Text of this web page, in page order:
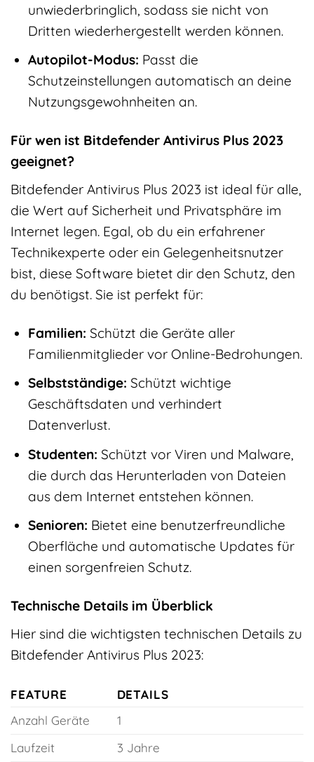
unwiederbringlich, sodass sie nicht von
Dritten wiederhergestellt werden können.
Autopilot-Modus: Passt die
Schutzeinstellungen automatisch an deine
Nutzungsgewohnheiten an.
Für wen ist Bitdefender Antivirus Plus 2023
geeignet?
Bitdefender Antivirus Plus 2023 ist ideal für alle,
die Wert auf Sicherheit und Privatsphäre im
Internet legen. Egal, ob du ein erfahrener
Technikexperte oder ein Gelegenheitsnutzer
bist, diese Software bietet dir den Schutz, den
du benötigst. Sie ist perfekt für:
Familien: Schützt die Geräte aller
Familienmitglieder vor Online-Bedrohungen.
Selbstständige: Schützt wichtige
Geschäftsdaten und verhindert
Datenverlust.
Studenten: Schützt vor Viren und Malware,
die durch das Herunterladen von Dateien
aus dem Internet entstehen können.
Senioren: Bietet eine benutzerfreundliche
Oberfläche und automatische Updates für
einen sorgenfreien Schutz.
Technische Details im Überblick
Hier sind die wichtigsten technischen Details zu
Bitdefender Antivirus Plus 2023:
FEATURE
DETAILS
Anzahl Geräte
1
Laufzeit
3 Jahre